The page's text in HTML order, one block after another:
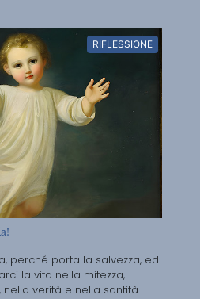
RIFLESSIONE
perché porta la salvezza, ed
la vita nella mitezza,
nella verità e nella santità.